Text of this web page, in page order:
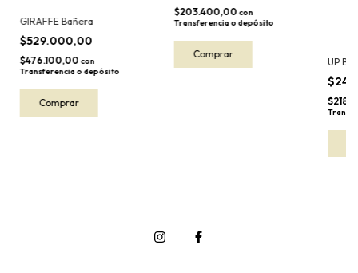
GIRAFFE Bañera
$529.000,00
$476.100,00 con
Transferencia o depósito
$203.400,00 con
Transferencia o depósito
UP